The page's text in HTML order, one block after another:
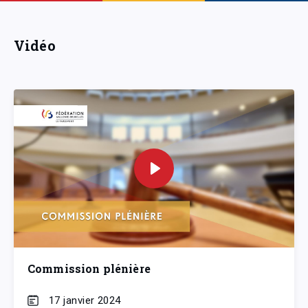
Vidéo
Commission plénière
17 janvier 2024